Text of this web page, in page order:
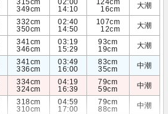
349cm
14:10
16cm
大潮
332cm
350cm
02:40
14:50
107cm
12cm
大潮
341cm
346cm
03:19
15:29
93cm
19cm
大潮
341cm
336cm
03:49
16:00
83cm
35cm
中潮
334cm
324cm
04:19
16:39
79cm
59cm
中潮
318cm
310cm
04:59
17:00
79cm
88cm
中潮